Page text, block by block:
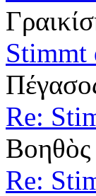
Stimmt
Re:
Re: